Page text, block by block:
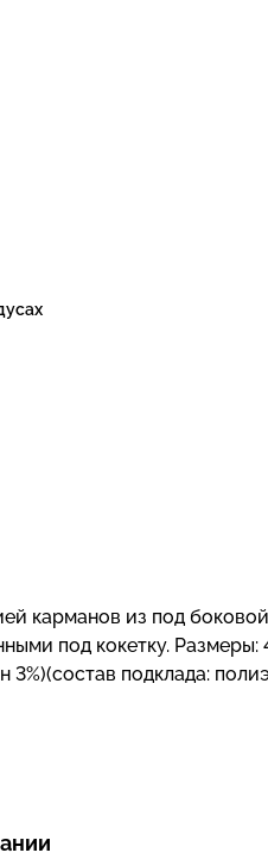
карманов из под
под кокетку.
3%)(состав подклада: